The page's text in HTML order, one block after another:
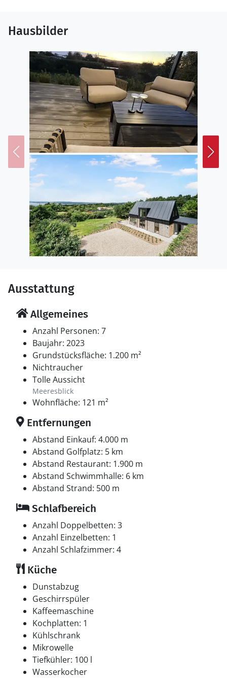
Hausbilder
Ausstattung
Allgemeines
Anzahl Personen: 7
Baujahr: 2023
Grundstücksfläche: 1.200 m²
Nichtraucher
Tolle Aussicht
Meeresblick
Wohnfläche: 121 m²
Entfernungen
Abstand Einkauf: 4.000 m
Abstand Golfplatz: 5 km
Abstand Restaurant: 1.900 m
Abstand Schwimmhalle: 6 km
Abstand Strand: 500 m
Schlafbereich
Anzahl Doppelbetten: 3
Anzahl Einzelbetten: 1
Anzahl Schlafzimmer: 4
Küche
Dunstabzug
Geschirrspüler
Kaffeemaschine
Kochplatten: 1
Kühlschrank
Mikrowelle
Tiefkühler: 100 l
Wasserkocher